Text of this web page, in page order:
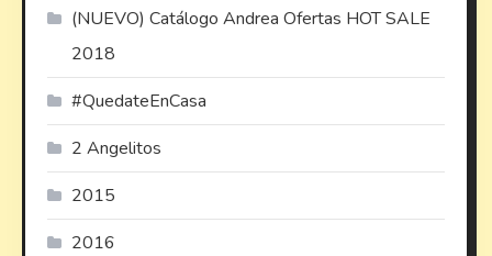
(NUEVO) Catálogo Andrea Ofertas HOT SALE
2018
#QuedateEnCasa
2 Angelitos
2015
2016